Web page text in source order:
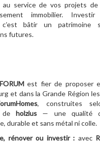
au service de vos projets
immobilier.
bâtir un patrimoine
futures.
est fier de proposer
et dans la Grande Région
, construites
deholzius — une qualité
durable et sans métal ni colle.
rénover ou investir : avec